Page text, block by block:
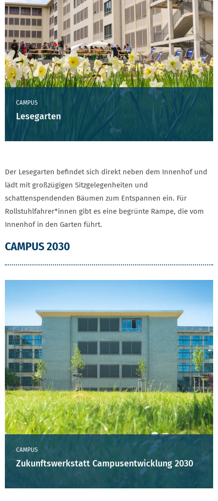
CAMPUS
Lesegarten
Der Lesegarten befindet sich direkt neben dem Innenhof und
lädt mit großzügigen Sitzgelegenheiten und
schattenspendenden Bäumen zum Entspannen ein. Für
Rollstuhlfahrer*innen gibt es eine begrünte Rampe, die vom
Innenhof in den Garten führt.
CAMPUS 2030
CAMPUS
Zukunftswerkstatt Campusentwicklung 2030